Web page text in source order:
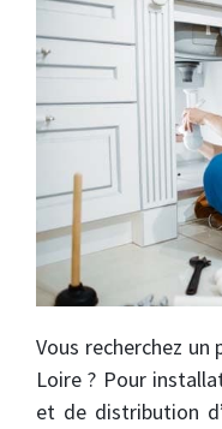
Vous recherchez un
Loire ? Pour
et de distribution